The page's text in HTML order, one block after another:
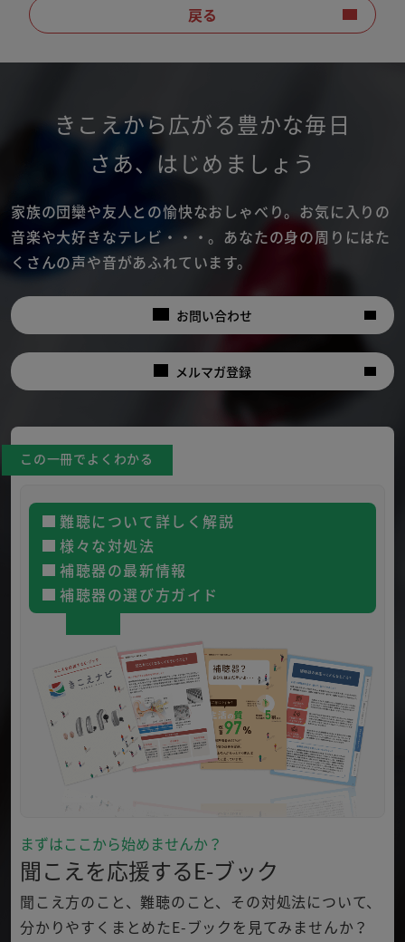
戻る
きこえから広がる豊かな毎日
さあ、 はじめましょう
家族の団欒や友人との愉快なおしゃべり。 お気に入りの
音楽や大好きなテレビ・・・。 あなたの身の周りにはた
くさんの声や音があふれています。
お問い合わせ
メルマガ登録
この一冊でよくわかる
まずはここから始めませんか？
聞こえを応援するE-ブック
聞こえ方のこと、難聴のこと、その対処法について、
分かりやすくまとめたE-ブックを見てみませんか？
難聴について詳しく解説
様々な対処法
補聴器の最新情報
補聴器の選び方ガイド